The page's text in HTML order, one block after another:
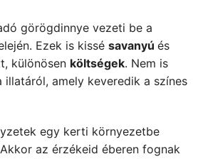
görögdinnye vezeti be a
Ezek is kissé savanyú és
különösen költségek. Nem is
illatáról, amely keveredik a színes
egy kerti környezetbe
az érzékeid éberen fognak